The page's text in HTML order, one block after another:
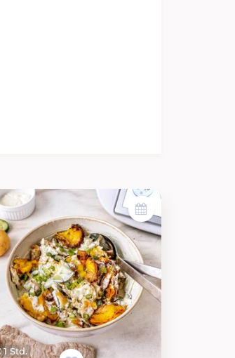
1 Std.